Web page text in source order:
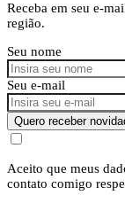
Receba em seu e-
região.
Seu nome
Seu e-mail
Quero receber
Aceito que meus
contato comigo